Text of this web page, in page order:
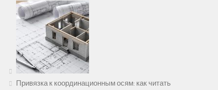
Привязка к координационным осям: как читать